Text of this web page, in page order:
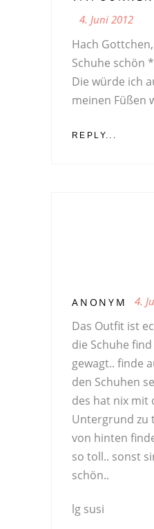
4. Juni 2012
Hach
Schuhe schön
Die würde ich
meinen Füßen
REPLY...
ANONYM 4.
Das Outfit ist
die Schuhe
gewagt.. finde
den Schuhen
des hat nix mit
Untergrund zu
von hinten
so toll.. sonst
schön..
lg susi